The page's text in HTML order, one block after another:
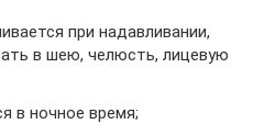
при надавливании,
в шею, челюсть, лицевую
в ночное время;